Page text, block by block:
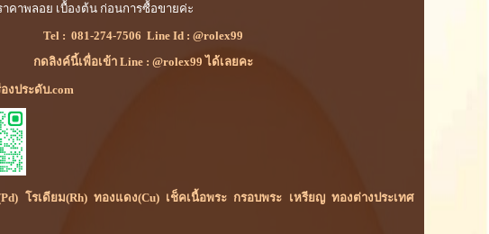
าคาพลอย เบื้องต้น ก่อนการซื้อขายค่ะ
Tel : 081-274-7506 Line Id : @rolex99
กดลิงค์นี้เพื่อเข้า Line : @rolex99 ได้เลยคะ
งประดับ.com
โรเดียม(Rh) ทองแดง(Cu) เช็คเนื้อพระ กรอบพระ เหรียญ ทองต่างประเทศ